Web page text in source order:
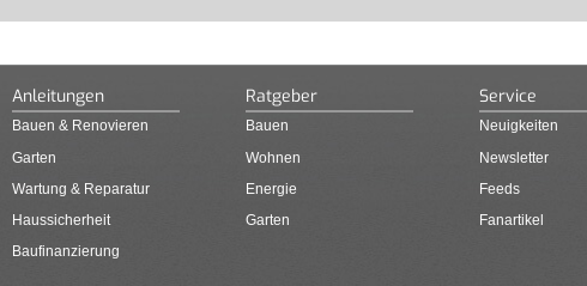
Anleitungen
Bauen & Renovieren
Garten
Wartung & Reparatur
Haussicherheit
Baufinanzierung
Ratgeber
Bauen
Wohnen
Energie
Garten
Service
Neuigkeiten
Newsletter
Feeds
Fanartikel